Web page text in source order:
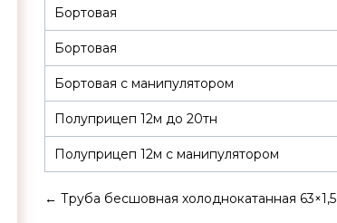
Бортовая
Бортовая
Бортовая с манипулятором
Полуприцеп 12м до 20тн
Полуприцеп 12м с манипулятором
← Труба бесшовная холоднокатанная 63×1,5